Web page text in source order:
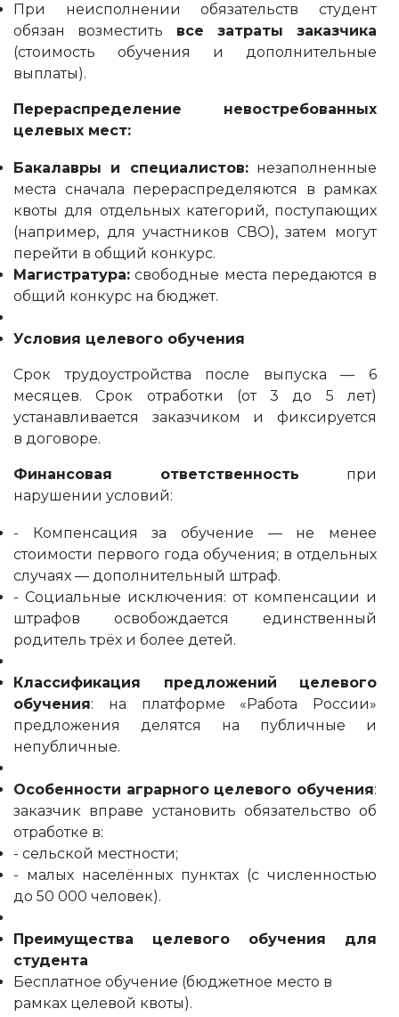
При неисполнении обязательств студент
обязан возместить все затраты заказчика
(стоимость обучения и дополнительные
выплаты).
Перераспределение невостребованных
целевых мест:
Бакалавры и специалистов:незаполненные
места сначала перераспределяются в рамках
квоты для отдельных категорий, поступающих
(например, для участников СВО), затем могут
перейти в общий конкурс.
Магистратура: свободные места передаются в
общий конкурс на бюджет.
Условия целевого обучения
Срок трудоустройства после выпуска — 6
месяцев. Срок отработки (от 3 до 5 лет)
устанавливается заказчиком и фиксируется
в договоре.
Финансовая ответственность при
нарушении условий:
- Компенсация за обучение — не менее
стоимости первого года обучения; в отдельных
случаях — дополнительный штраф.
- Социальные исключения: от компенсации и
штрафов освобождается единственный
родитель трёх и более детей.
Классификация предложений целевого
обучения: на платформе «Работа России»
предложения делятся на публичные и
непубличные.
Особенности аграрного целевого обучения:
заказчик вправе установить обязательство об
отработке в:
- сельской местности;
- малых населённых пунктах (с численностью
до 50 000 человек).
Преимущества целевого обучения для
студента
Бесплатное обучение (бюджетное место в
рамках целевой квоты).